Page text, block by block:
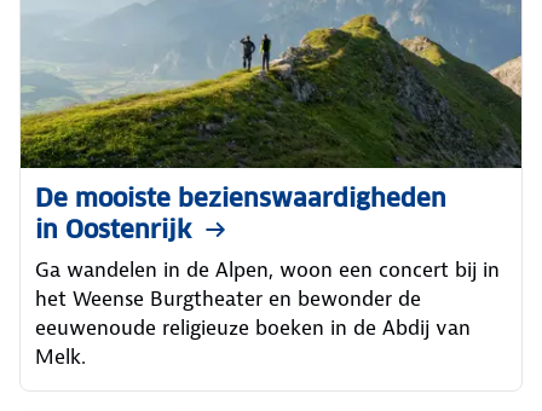
De mooiste bezienswaardigheden
in Oostenrijk
Ga wandelen in de Alpen, woon een concert bij in
het Weense Burgtheater en bewonder de
eeuwenoude religieuze boeken in de Abdij van
Melk.